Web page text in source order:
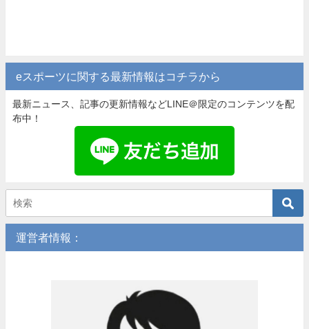
eスポーツに関する最新情報はコチラから
最新ニュース、記事の更新情報などLINE＠限定のコンテンツを配
布中！
運営者情報：